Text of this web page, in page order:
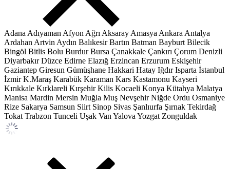
Adana Adıyaman Afyon Ağrı Aksaray Amasya Ankara Antalya
Ardahan Artvin Aydın Balıkesir Bartın Batman Bayburt Bilecik
Bingöl Bitlis Bolu Burdur Bursa Çanakkale Çankırı Çorum Denizli
Diyarbakır Düzce Edirne Elazığ Erzincan Erzurum Eskişehir
Gaziantep Giresun Gümüşhane Hakkari Hatay Iğdır Isparta İstanbul
İzmir K.Maraş Karabük Karaman Kars Kastamonu Kayseri
Kırıkkale Kırklareli Kırşehir Kilis Kocaeli Konya Kütahya Malatya
Manisa Mardin Mersin Muğla Muş Nevşehir Niğde Ordu Osmaniye
Rize Sakarya Samsun Siirt Sinop Sivas Şanlıurfa Şırnak Tekirdağ
Tokat Trabzon Tunceli Uşak Van Yalova Yozgat Zonguldak